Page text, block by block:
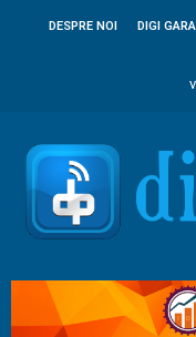
DESPRE NOI DIGI